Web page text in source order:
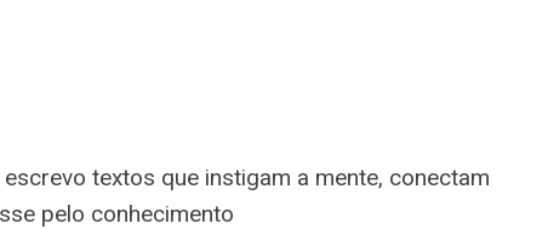
textos que instigam a mente, conectam
pelo conhecimento